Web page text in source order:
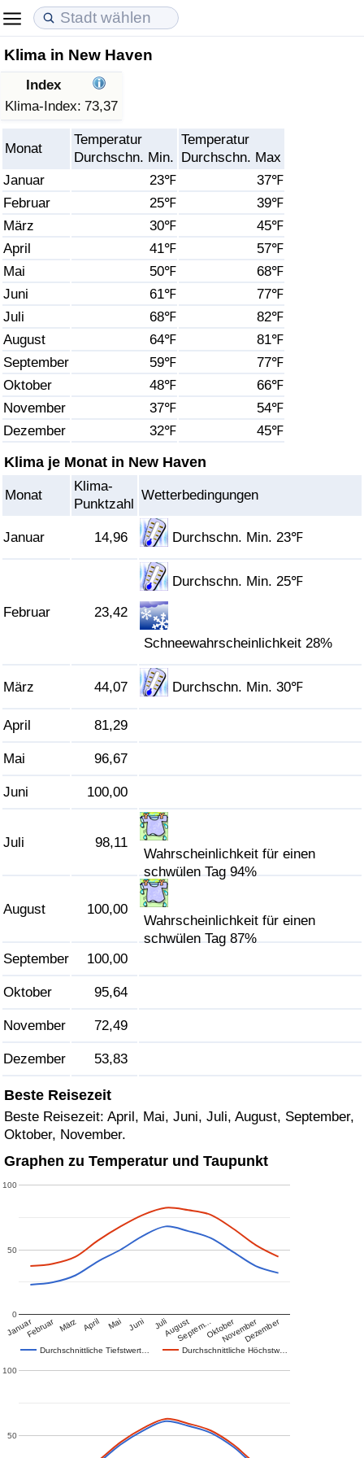
Klima in New Haven
Index
Klima-Index: 73,37
Monat
Temperatur
Durchschn. Min.
Temperatur
Durchschn. Max
Januar
23℉
37℉
Februar
25℉
39℉
März
30℉
45℉
April
41℉
57℉
Mai
50℉
68℉
Juni
61℉
77℉
Juli
68℉
82℉
August
64℉
81℉
September
59℉
77℉
Oktober
48℉
66℉
November
37℉
54℉
Dezember
32℉ 45℉
Klima je Monat in New Haven
Monat
Klima-
Punktzahl
Wetterbedingungen
Januar 14,96 Durchschn. Min. 23℉
Februar 23,42
Durchschn. Min. 25℉
Schneewahrscheinlichkeit 28%
März 44,07 Durchschn. Min. 30℉
April 81,29
Mai 96,67
Juni 100,00
Juli 98,11
Wahrscheinlichkeit für einen
schwülen Tag 94%
August 100,00
Wahrscheinlichkeit für einen
schwülen Tag 87%
September
100,00
Oktober 95,64
November 72,49
Dezember 53,83
Beste Reisezeit
Beste Reisezeit: April, Mai, Juni, Juli, August, September,
Oktober, November.
Graphen zu Temperatur und Taupunkt
Durchschnittliche Tiefstwert… Durchschnittliche Höchstw…
JanuarFebruar März April Mai Juni JuliAugustSeptem…OktoberNovemberDezember
0
50
100
50
100
Lebenshaltungskosten
Lebenshaltungskosten-Index (aktuell)
Lebenshaltungskosten-Index
Lebenshaltungskosten-Index nach Land
in Akaba
Immobilienpreise
Immobilienpreis-Index (aktuell)
Immobilienpreis-Index
Immobilienpreis-Index nach Land
Lebensqualität
Lebensqualität-Index
Lebensqualität-Index (aktuell)
Lebensqualitätsindex nach Land
Kriminalität
Kriminalitäts-Index (aktuell)
Kriminalitäts-Index
Kriminalitätsindex nach Land
Gesundheitsversorgung
Gesundheitsversorgungs-Index (aktuell)
Gesundheitsversorgungs-Index nach Land
Umweltverschmutzung
Umweltverschmutzungs-Index (aktuell)
Verschmutzungsindex
Umweltverschmutzungs-Index nach Land
Verkehr
Verkehrs-Index
Verkehrs-Index (aktuell)
Verkehrs-Index nach Land